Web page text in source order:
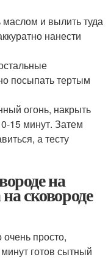
и вылить туда
нанести
посыпать тертым
огонь, накрыть
15 минут. Затем
а тесту
на
сковороде
просто,
готов сытный